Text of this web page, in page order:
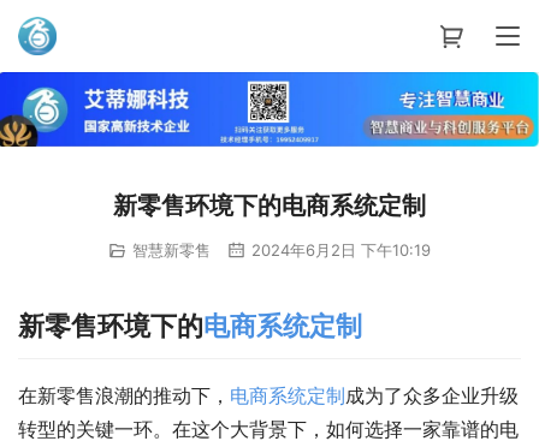
艾蒂娜科技
新零售环境下的电商系统定制
智慧新零售 2024年6月2日 下午10:19
新零售环境下的电商系统定制
在新零售浪潮的推动下， 电商系统定制成为了众多企业升级
转型的关键一环。在这个大背景下，如何选择一家靠谱的电